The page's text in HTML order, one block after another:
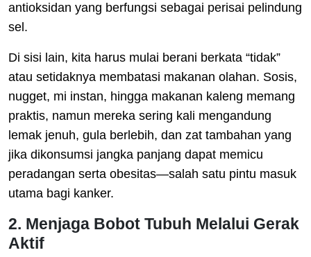
antioksidan yang berfungsi sebagai perisai pelindung
sel.
Di sisi lain, kita harus mulai berani berkata “tidak”
atau setidaknya membatasi makanan olahan. Sosis,
nugget, mi instan, hingga makanan kaleng memang
praktis, namun mereka sering kali mengandung
lemak jenuh, gula berlebih, dan zat tambahan yang
jika dikonsumsi jangka panjang dapat memicu
peradangan serta obesitas—salah satu pintu masuk
utama bagi kanker.
2. Menjaga Bobot Tubuh Melalui Gerak
Aktif